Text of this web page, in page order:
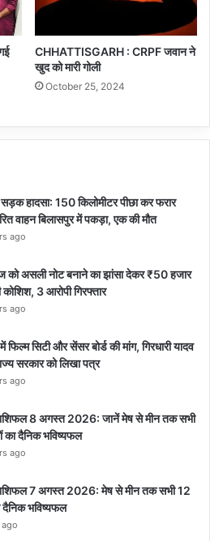
CHHATTISGARH : CRPF जवान ने
खुद को मारी गोली
October 25, 2024
हादसा: 150 किलोमीटर पीछा कर फरार
वाहन बिलासपुर में पकड़ा, एक की मौत
ago
को असली नोट बनाने का झांसा देकर ₹50 हजार
कोशिश, 3 आरोपी गिरफ्तार
ago
फिल्म सिटी और सेंसर बोर्ड की मांग, गिरधारी यादव
सरकार को लिखा पत्र
ago
8 अगस्त 2026: जानें मेष से मीन तक सभी
का दैनिक भविष्यफल
ago
7 अगस्त 2026: मेष से मीन तक सभी 12
दैनिक भविष्यफल